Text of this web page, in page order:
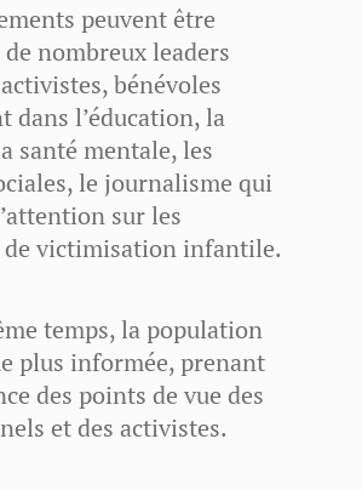
peuvent être
nombreux leaders
bénévoles
dans l’éducation, la
santé mentale, les
le journalisme qui
sur les
de victimisation infantile.
temps, la population
plus informée, prenant
des points de vue des
et des activistes.